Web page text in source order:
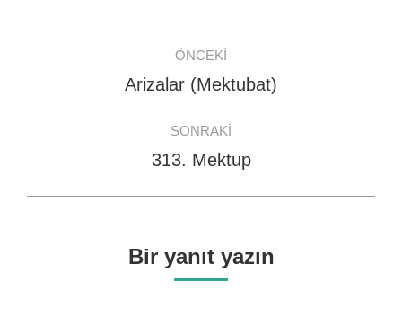
navigation
ÖNCEKI
Previous
Arizalar (Mektubat)
SONRAKI
Next
313. Mektup
Bir yanıt yazın